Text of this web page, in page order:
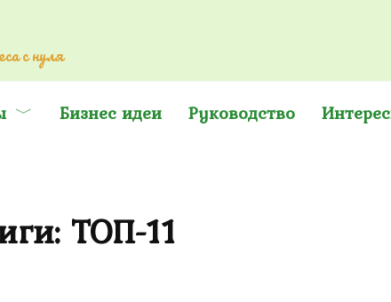
с нуля
Бизнес идеи Руководство
ТОП-11